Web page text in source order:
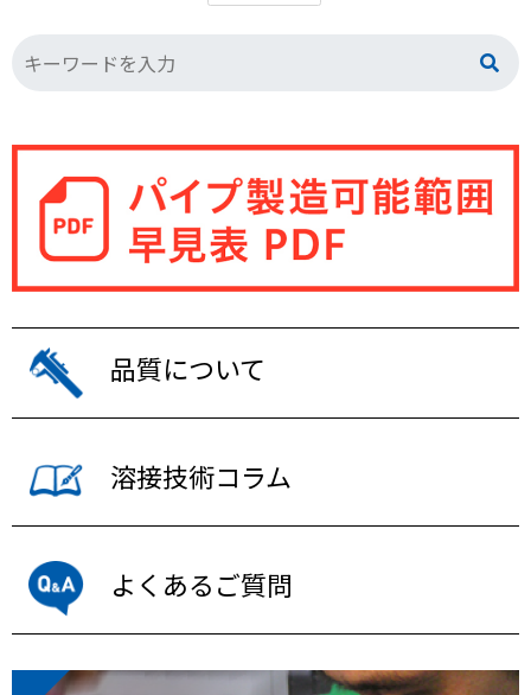
品質について
溶接技術コラム
よくあるご質問